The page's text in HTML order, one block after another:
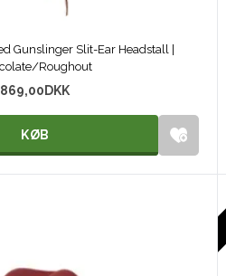
Gunslinger Slit-Ear Headstall |
Roughout
869,00 DKK
KØB
KØB